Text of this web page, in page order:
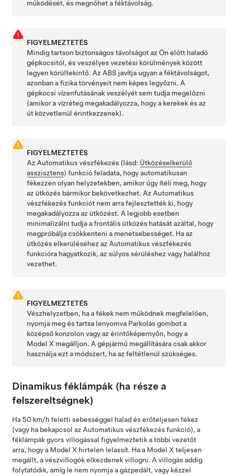
működését, és megnőhet a féktávolság.
FIGYELMEZTETÉS
Mindig tartson biztonságos távolságot az Ön előtt haladó
gépkocsitól, és veszélyes vezetési körülmények között
legyen körültekintő. Az ABS javítja ugyan a féktávolságot,
azonban a fizika törvényeit nem képes legyőzni. A
gépkocsi vízenfutásának veszélyét sem tudja megelőzni
(amikor a vízréteg megakadályozza, hogy a kerekek és az
út közvetlenül érintkezzenek).
FIGYELMEZTETÉS
Az Automatikus vészfékezés (lásd: Ütközéselkerülő
asszisztens) funkció feladata, hogy automatikusan
fékezzen olyan helyzetekben, amikor úgy ítéli meg, hogy
az ütközés bármikor bekövetkezhet. Az Automatikus
vészfékezés funkciót nem arra fejlesztették ki, hogy
megakadályozza az ütközést. A legjobb esetben
minimalizálni tudja a frontális ütközés hatását azáltal, hogy
megpróbálja csökkenteni a menetsebességet. Ha az
ütközés elkerüléséhez az Automatikus vészfékezés
funkcióra hagyatkozik, az súlyos sérüléshez vagy halálhoz
vezethet.
FIGYELMEZTETÉS
Vészhelyzetben, ha a fékek nem működnek megfelelően,
nyomja meg és tartsa lenyomva Parkolás gombota
középső konzolon vagy az érintőképernyőn, hogy a
Model X megálljon. A gépjármű megállítására csak akkor
használja ezt a módszert, ha az feltétlenül szükséges.
Dinamikus féklámpák (ha része a
felszereltségnek)
Ha 50 km/h feletti sebességgel halad és erőteljesen fékez
(vagy ha bekapcsol az Automatikus vészfékezés funkció), a
féklámpák gyors villogással figyelmeztetik a többi vezetőt
arra, hogy a Model X hirtelen lelassít. Ha a Model X teljesen
megállt, a vészvillogók elkezdenek villogni. A villogás addig
folytatódik, amíg le nem nyomja a gázpedált, vagy kézzel